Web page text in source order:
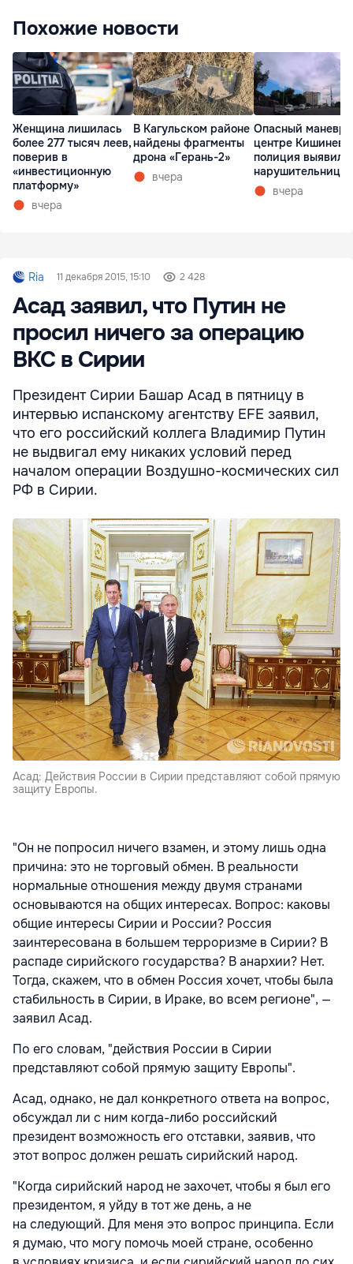
Похожие новости
Женщина лишилась
более 277 тысяч леев,
поверив в
«инвестиционную
платформу»
вчера
В Кагульском районе
найдены фрагменты
дрона «Герань-2»
вчера
Опасный маневр
центре Кишинева:
полиция выявила
нарушительницу
вчера
Ria 11 декабря 2015, 15:10 2 428
Асад заявил, что Путин не
просил ничего за операцию
ВКС в Сирии
Президент Сирии Башар Асад в пятницу в
интервью испанскому агентству EFE заявил,
что его российский коллега Владимир Путин
не выдвигал ему никаких условий перед
началом операции Воздушно-космических сил
РФ в Сирии.
Асад: Действия России в Сирии представляют собой прямую
защиту Европы.
"Он не попросил ничего взамен, и этому лишь одна
причина: это не торговый обмен. В реальности
нормальные отношения между двумя странами
основываются на общих интересах. Вопрос: каковы
общие интересы Сирии и России? Россия
заинтересована в большем терроризме в Сирии? В
распаде сирийского государства? В анархии? Нет.
Тогда, скажем, что в обмен Россия хочет, чтобы была
стабильность в Сирии, в Ираке, во всем регионе", —
заявил Асад.
По его словам, "действия России в Сирии
представляют собой прямую защиту Европы".
Асад, однако, не дал конкретного ответа на вопрос,
обсуждал ли с ним когда-либо российский
президент возможность его отставки, заявив, что
этот вопрос должен решать сирийский народ.
"Когда сирийский народ не захочет, чтобы я был его
президентом, я уйду в тот же день, а не
на следующий. Для меня это вопрос принципа. Если
я думаю, что могу помочь моей стране, особенно